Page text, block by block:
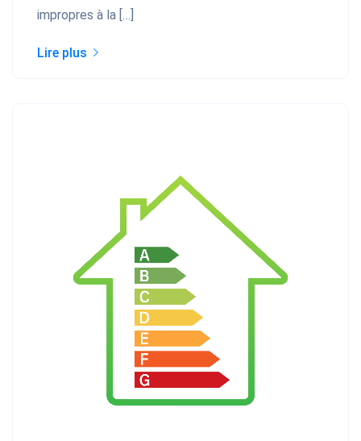
impropres à la […]
Lire plus